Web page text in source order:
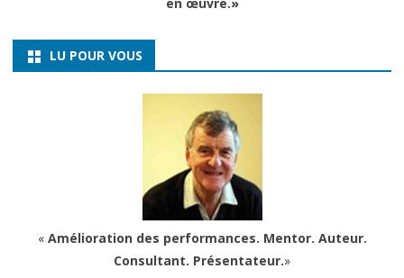
LU POUR VOUS
« Amélioration des performances. Mentor. Auteur.
Consultant. Présentateur.»